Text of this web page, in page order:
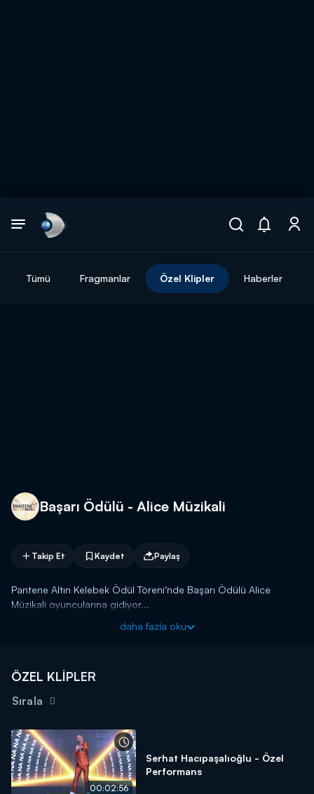
Tümü Fragmanlar Özel Klipler Haberler
Başarı Ödülü - Alice Müzikali
Takip Et Kaydet Paylaş
Pantene Altın Kelebek Ödül Töreni‘nde Başarı Ödülü Alice
Müzikali oyuncularına gidiyor...
daha fazla oku
ÖZEL KLİPLER
Sırala
00:02:56
Serhat Hacıpaşalıoğlu - Özel
Performans